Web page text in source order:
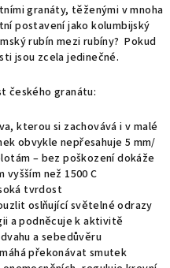
granáty, těženými v mnoha
postavení jako kolumbijský
rubín mezi rubíny? Pokud
jsou zcela jedinečné.
českého granátu:
kterou si zachovává i v malé
obvykle nepřesahuje 5 mm/
– bez poškození dokáže
než 1500 C
tvrdost
oslňující světelné odrazy
a podněcuje k aktivitě
a sebedůvěru
překonávat smutek